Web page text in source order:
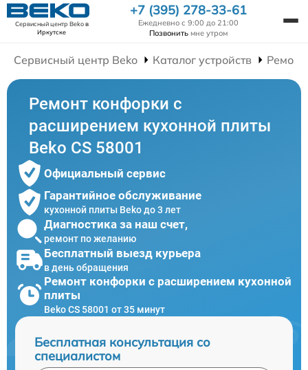
Сервисный центр Bekoв
Иркутске
+7 (395) 278-33-61
Ежедневно с 9:00 до 21:00
Позвонить мне утром
Сервисный центр Beko Каталог устройств
Ремонт конфорки с
расширением кухонной плиты
Beko CS 58001
Официальный сервис
Гарантийное обслуживание
кухонной плиты Beko до 3 лет
Диагностика за наш счет,
ремонт по желанию
Бесплатный выезд курьера
в день обращения
Ремонт конфорки с расширением кухонной
плиты
Beko CS 58001 от 35 минут
Бесплатная консультация со
специалистом